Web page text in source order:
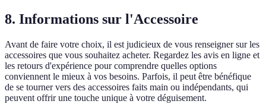
8. Informations sur l'Accessoire
Avant de faire votre choix, il est judicieux de vous renseigner sur les
accessoires que vous souhaitez acheter. Regardez les avis en ligne et
les retours d'expérience pour comprendre quelles options
conviennent le mieux à vos besoins. Parfois, il peut être bénéfique
de se tourner vers des accessoires faits main ou indépendants, qui
peuvent offrir une touche unique à votre déguisement.